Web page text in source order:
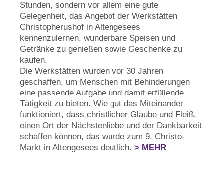
Stunden, sondern vor allem eine gute
Gelegenheit, das Angebot der Werkstätten
Christopherushof in Altengesees
kennenzulernen, wunderbare Speisen und
Getränke zu genießen sowie Geschenke zu
kaufen.
Die Werkstätten wurden vor 30 Jahren
geschaffen, um Menschen mit Behinderungen
eine passende Aufgabe und damit erfüllende
Tätigkeit zu bieten. Wie gut das Miteinander
funktioniert, dass christlicher Glaube und Fleiß,
einen Ort der Nächstenliebe und der Dankbarkeit
schaffen können, das wurde zum 9. Christo-
Markt in Altengesees deutlich. > MEHR